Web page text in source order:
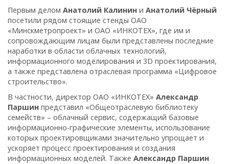
Первым делом Анатолий Калинин и Анатолий Чёрный
посетили рядом стоящие стенды ОАО
«Минскметропроект» и ОАО «ИНКОТЕХ», где им и
сопровождающим лицам были представлены последние
наработки в области облачных технологий,
информационного моделирования и 3D проектирования,
а также представлена отраслевая программа «Цифровое
строительство».
В частности, директор ОАО «ИНКОТЕХ» Александр
Паршин представил «Общеотраслевую библиотеку
семейств» – облачный сервис, содержащий базовые
информационно-графические элементы, использование
которых проектировщиками значительно упрощает и
ускоряет процесс проектирования и создания
информационных моделей. Также Александр Паршин